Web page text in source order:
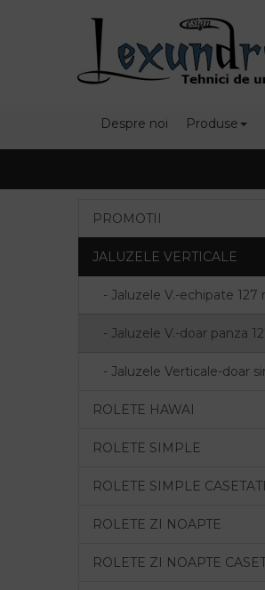
Despre noi Produse
PROMOTII
JALUZELE VERTICALE
- Jaluzele V.-echipate 127
- Jaluzele V.-doar panza
- Jaluzele Verticale-doar
ROLETE HAWAI
ROLETE SIMPLE
ROLETE SIMPLE
ROLETE ZI NOAPTE
ROLETE ZI NOAPTE